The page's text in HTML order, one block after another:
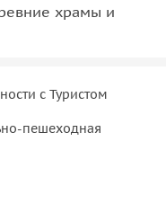
храмы и
с Туристом
пешеходная